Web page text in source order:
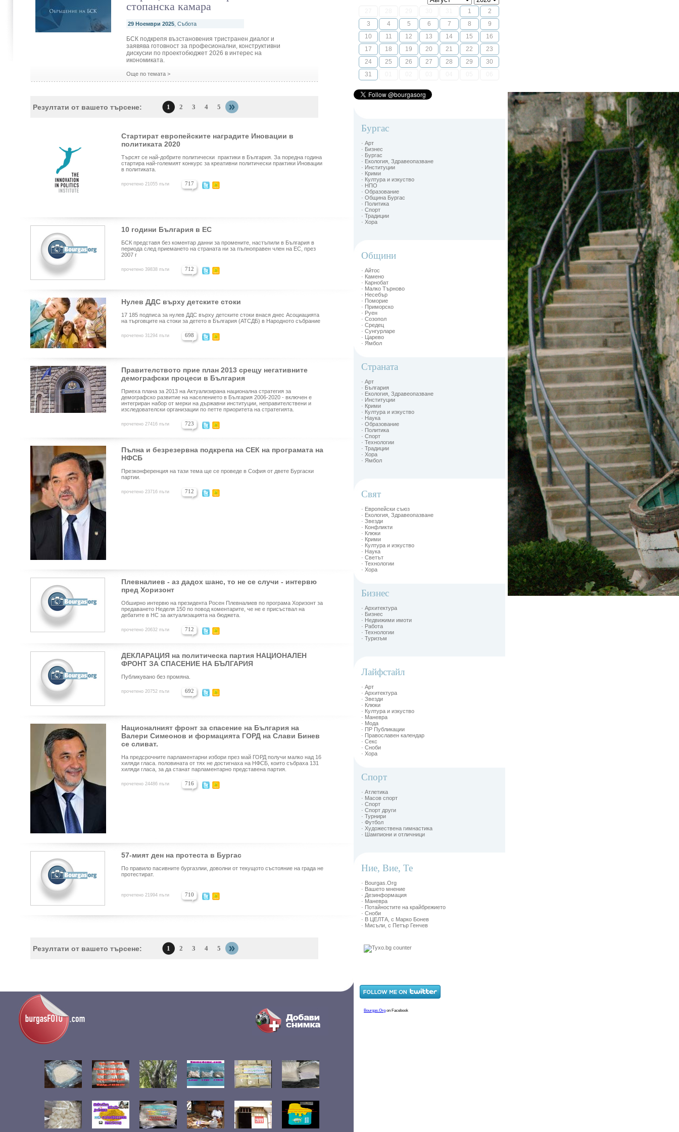
стопанска камара
29 Ноември 2025 , Събота
БСК подкрепя възстановения тристранен диалог и
заявява готовност за професионални, конструктивни
дискусии по проектобюджет 2026 в интерес на
икономиката.
Още по темата >
Резултати от вашето търсене: 1 2 3 4 5
Стартират европейските наградите Иновации в
политиката 2020
Търсят се най-добрите политически практики в България. За поредна година
стартира най-големият конкурс за креативни политически практики Иновации
в политиката.
прочетено 21055 пъти 717
10 години България в ЕС
БСК представя без коментар данни за промените, настъпили в България в
периода след приемането на страната ни за пълноправен член на ЕС, през
2007 г
прочетено 39838 пъти 712
Нулев ДДС върху детските стоки
17 185 подписа за нулев ДДС върху детските стоки внася днес Асоциацията
на търговците на стоки за детето в България (АТСДБ) в Народното събрание
прочетено 31294 пъти 698
Правителството прие план 2013 срещу негативните
демографски процеси в България
Приеха плана за 2013 на Актуализирана национална стратегия за
демографско развитие на населението в България 2006-2020 - включен е
интегриран набор от мерки на държавни институции, неправителствени и
изследователски организации по петте приоритета на стратегията.
прочетено 27416 пъти 723
Пълна и безрезервна подкрепа на СЕК на програмата на
НФСБ
Презконференция на тази тема ще се проведе в София от двете Бургаски
партии.
прочетено 23716 пъти 712
Плевналиев - аз дадох шанс, то не се случи - интервю
пред Хоризонт
Обширно интервю на президента Росен Плевналиев по програма Хоризонт за
предаването Неделя 150 по повод коментарите, че не е присъствал на
дебатите в НС за актуализацията на бюджета.
прочетено 20632 пъти 712
ДЕКЛАРАЦИЯ на политическа партия НАЦИОНАЛЕН
ФРОНТ ЗА СПАСЕНИЕ НА БЪЛГАРИЯ
Публикувано без промяна.
прочетено 20752 пъти 692
Националният фронт за спасение на България на
Валери Симеонов и формацията ГОРД на Слави Бинев
се сливат.
На предсрочните парламентарни избори през май ГОРД получи малко над 16
хиляди гласа. половината от тях не достигнаха на НФСБ, които събраха 131
хиляди гласа, за да станат парламентарно представена партия.
прочетено 24486 пъти 716
57-мият ден на протеста в Бургас
По правило пасивните бургазлии, доволни от текущото състояние на града не
протестират.
прочетено 21994 пъти 710
Резултати от вашето търсене: 1 2 3 4 5
1
2
3
4 5 6 7 8
9
10
11 12 13 14 15
16
17
18 19 20 21 22
23
24
25 26 27 28 29
30
31
Бургас
· Арт
· Бизнес
· Бургас
· Екология, Здравеопазване
· Институции
· Крими
· Култура и изкуство
· НПО
· Образование
· Община Бургас
· Политика
· Спорт
· Традиции
· Хора
Общини
· Айтос
· Камено
· Карнобат
· Малко Търново
· Несебър
· Поморие
· Приморско
· Руен
· Созопол
· Средец
· Сунгурларе
· Царево
· Ямбол
Страната
· Арт
· България
· Екология, Здравеопазване
· Институции
· Крими
· Култура и изкуство
· Наука
· Образование
· Политика
· Спорт
· Технологии
· Традиции
· Хора
· Ямбол
Свят
· Европейски съюз
· Екология, Здравеопазване
· Звезди
· Конфликти
· Клюки
· Крими
· Култура и изкуство
· Наука
· Светът
· Технологии
· Хора
Бизнес
· Архитектура
· Бизнес
· Недвижими имоти
· Работа
· Технологии
· Туризъм
Лайфстайл
· Арт
· Архитектура
· Звезди
· Клюки
· Култура и изкуство
· Маневра
· Мода
· ПР Публикации
· Православен календар
· Секс
· Сноби
· Хора
Спорт
· Атлетика
· Масов спорт
· Спорт
· Спорт други
· Турнири
· Футбол
· Художествена гимнастика
· Шампиони и отличници
Ние, Вие, Те
· Bourgas.Org
· Вашето мнение
· Дезинформация
· Маневра
· Потайностите на крайбрежието
· Сноби
· В ЦЕЛТА, с Марко Бонев
· Мисъли, с Петър Генчев